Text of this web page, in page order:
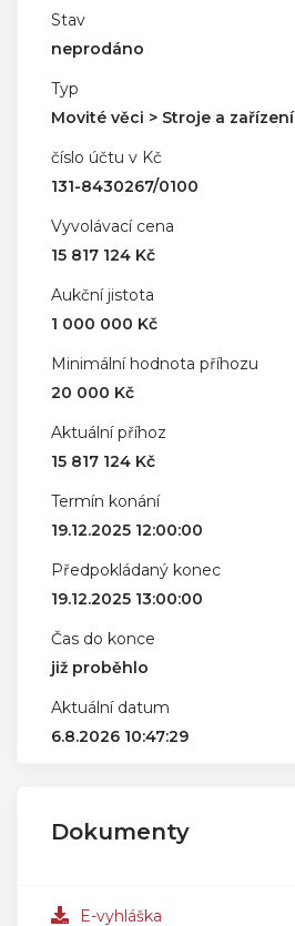
Stav
neprodáno
Typ
Movité věci > Stroje a zařízení
číslo účtu v Kč
131-8430267/0100
Vyvolávací cena
15 817 124 Kč
Aukční jistota
1 000 000 Kč
Minimální hodnota příhozu
20 000 Kč
Aktuální příhoz
15 817 124 Kč
Termín konání
19.12.2025 12:00:00
Předpokládaný konec
19.12.2025 13:00:00
Čas do konce
již proběhlo
Aktuální datum
6.8.2026 10:47:29
Dokumenty
E-vyhláška